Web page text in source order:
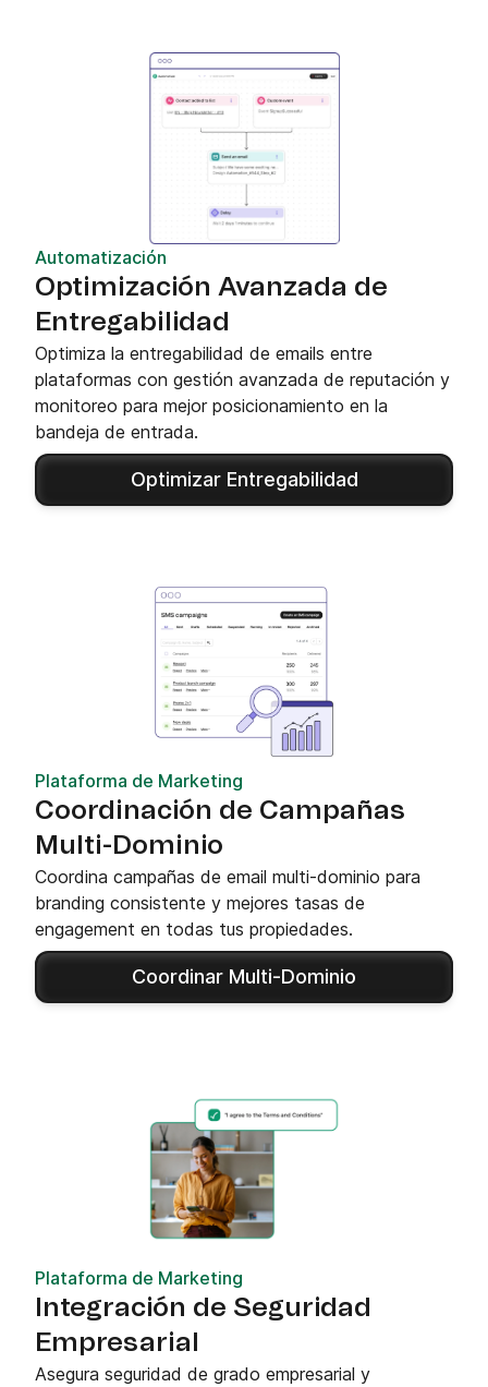
Automatización
Optimización Avanzada de
Entregabilidad
Optimiza la entregabilidad de emails entre
plataformas con gestión avanzada de reputación y
monitoreo para mejor posicionamiento en la
bandeja de entrada.
Optimizar Entregabilidad
Plataforma de Marketing
Coordinación de Campañas
Multi-Dominio
Coordina campañas de email multi-dominio para
branding consistente y mejores tasas de
engagement en todas tus propiedades.
Coordinar Multi-Dominio
Plataforma de Marketing
Integración de Seguridad
Empresarial
Asegura seguridad de grado empresarial y